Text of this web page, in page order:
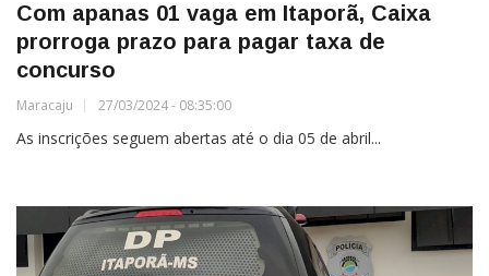
Com apanas 01 vaga em Itaporã, Caixa
prorroga prazo para pagar taxa de
concurso
Maracaju 27/03/2024 - 08:35:00
As inscrições seguem abertas até o dia 05 de abril...